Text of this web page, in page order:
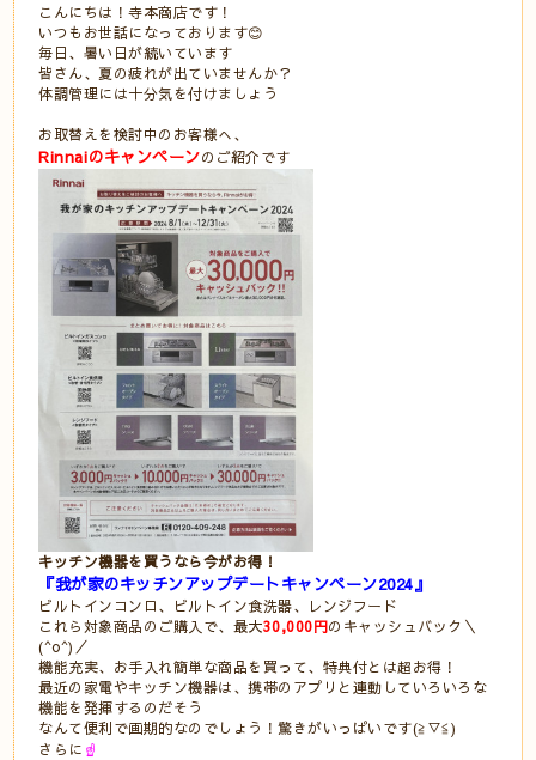
こんにちは！寺本商店です！
いつもお世話になっております😊
毎日、暑い日が続いています
皆さん、夏の疲れが出ていませんか？
体調管理には十分気を付けましょう
お取替えを検討中のお客様へ、
Rinnaiのキャンペーンのご紹介です
キッチン機器を買うなら今がお得！
『我が家のキッチンアップデートキャンペーン2024』
ビルトインコンロ、ビルトイン食洗器、レンジフード
これら対象商品のご購入で、最大30,000円のキャッシュバック＼
(^o^)／
機能充実、お手入れ簡単な商品を買って、特典付とは超お得！
最近の家電やキッチン機器は、携帯のアプリと連動していろいろな
機能を発揮するのだそう
なんて便利で画期的なのでしょう！驚きがいっぱいです(≧▽≦)
さらに ☝